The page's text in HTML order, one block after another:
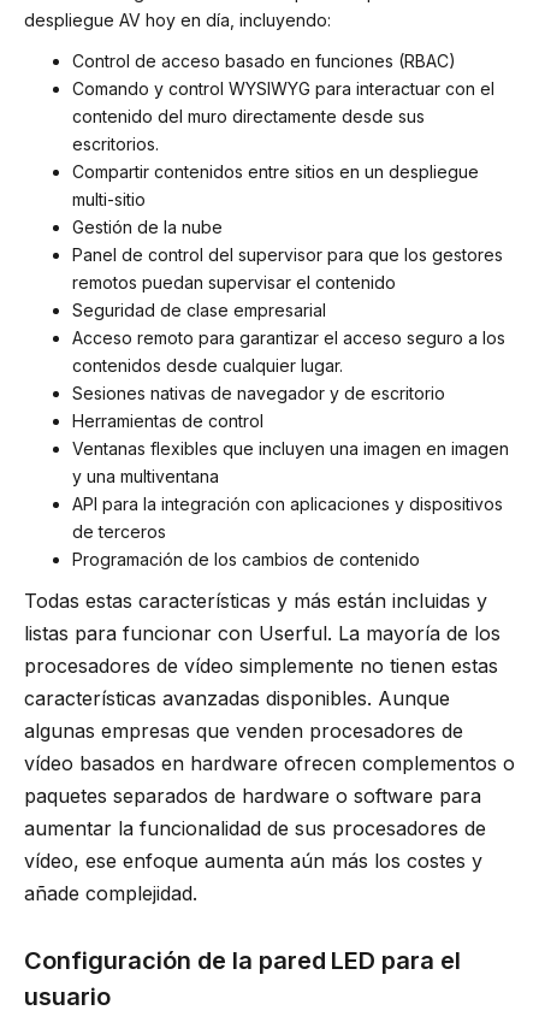
despliegue AV hoy en día, incluyendo:
Control de acceso basado en funciones (RBAC)
Comando y control WYSIWYG para interactuar con el
contenido del muro directamente desde sus
escritorios.
Compartir contenidos entre sitios en un despliegue
multi-sitio
Gestión de la nube
Panel de control del supervisor para que los gestores
remotos puedan supervisar el contenido
Seguridad de clase empresarial
Acceso remoto para garantizar el acceso seguro a los
contenidos desde cualquier lugar.
Sesiones nativas de navegador y de escritorio
Herramientas de control
Ventanas flexibles que incluyen una imagen en imagen
y una multiventana
API para la integración con aplicaciones y dispositivos
de terceros
Programación de los cambios de contenido
Todas estas características y más están incluidas y
listas para funcionar con Userful. La mayoría de los
procesadores de vídeo simplemente no tienen estas
características avanzadas disponibles. Aunque
algunas empresas que venden procesadores de
vídeo basados en hardware ofrecen complementos o
paquetes separados de hardware o software para
aumentar la funcionalidad de sus procesadores de
vídeo, ese enfoque aumenta aún más los costes y
añade complejidad.
Configuración de la pared LED para el
usuario